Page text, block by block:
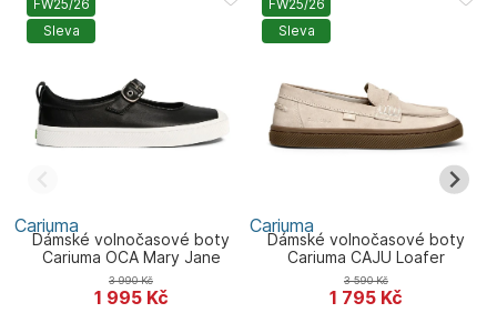
FW25/26
Sleva
Cariuma
Dámské volnočasové boty
Cariuma OCA Mary Jane
1 995 Kč
3 990Kč
FW25/26
Sleva
Cariuma
Dámské volnočasové boty
Cariuma CAJU Loafer
1 795 Kč
3 590Kč